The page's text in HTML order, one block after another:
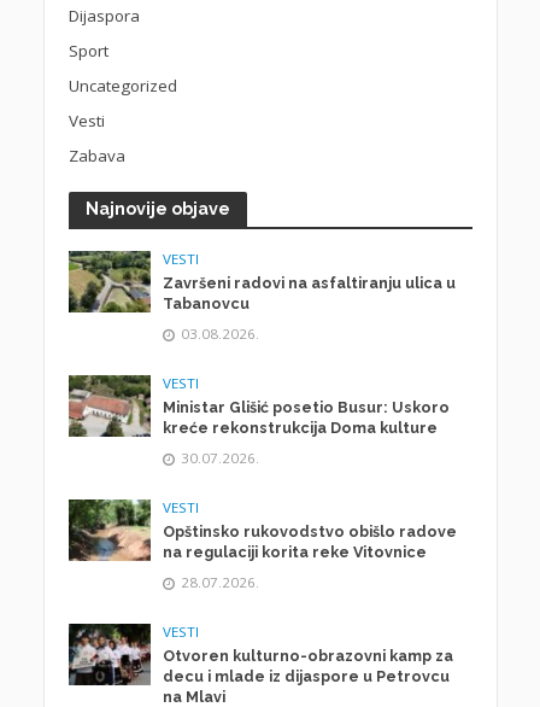
Dijaspora
Sport
Uncategorized
Vesti
Zabava
Najnovije objave
VESTI
Završeni radovi na asfaltiranju ulica u
Tabanovcu
03.08.2026.
VESTI
Ministar Glišić posetio Busur: Uskoro
kreće rekonstrukcija Doma kulture
30.07.2026.
VESTI
Opštinsko rukovodstvo obišlo radove
na regulaciji korita reke Vitovnice
28.07.2026.
VESTI
Otvoren kulturno-obrazovni kamp za
decu i mlade iz dijaspore u Petrovcu
na Mlavi